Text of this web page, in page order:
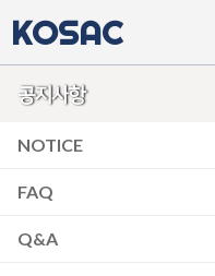
KOSAC
공지사항
NOTICE
FAQ
Q&A